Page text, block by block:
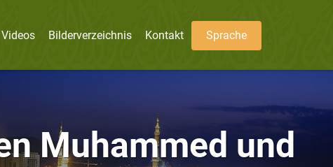
Videos Bilderverzeichnis Kontakt Sprache
Muhammed und